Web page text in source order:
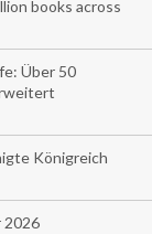
books across
Über 50
Königreich
2026